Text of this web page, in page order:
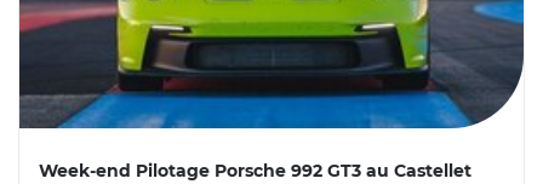
Week-end Pilotage Porsche 992 GT3 au Castellet